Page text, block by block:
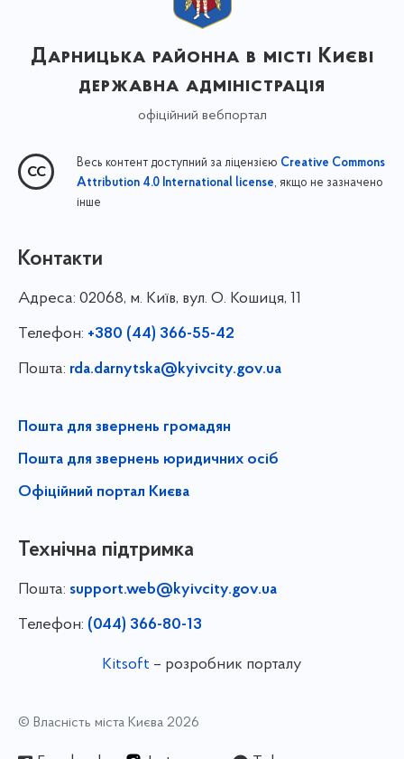
Дарницька районна в місті Києві
державна адміністрація
офіційний вебпортал
Весь контент доступний за ліцензією Creative Commons
Attribution 4.0 International license, якщо не зазначено
інше
Контакти
Адреса: 02068, м. Київ, вул. О. Кошиця, 11
Телефон: +380 (44) 366-55-42
Пошта: rda.darnytska@kyivcity.gov.ua
Пошта для звернень громадян
Пошта для звернень юридичних осіб
Офіційний портал Києва
Технічна підтримка
Пошта: support.web@kyivcity.gov.ua
Телефон: (044) 366-80-13
Kitsoft – розробник порталу
© Власність міста Києва 2026